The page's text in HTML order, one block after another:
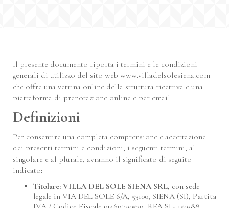
Codice promo: modifica/cancella una prenotazione
Il presente documento riporta i termini e le condizioni
generali di utilizzo del sito web www.villadelsolesiena.com
che offre una vetrina online della struttura ricettiva e una
piattaforma di prenotazione online e per email
Definizioni
Per consentire una completa comprensione e accettazione
dei presenti termini e condizioni, i seguenti termini, al
singolare e al plurale, avranno il significato di seguito
indicato:
Titolare: VILLA DEL SOLE SIENA SRL, con sede
legale in VIA DEL SOLE 6/A, 53100, SIENA (SI), Partita